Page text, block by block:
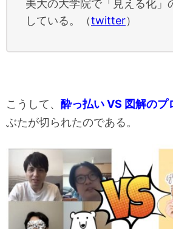
美大の大学院で「見える化」
している。（twitter）
こうして、 酔っ払い VS 図解のプ
ぶたが切られたのである。